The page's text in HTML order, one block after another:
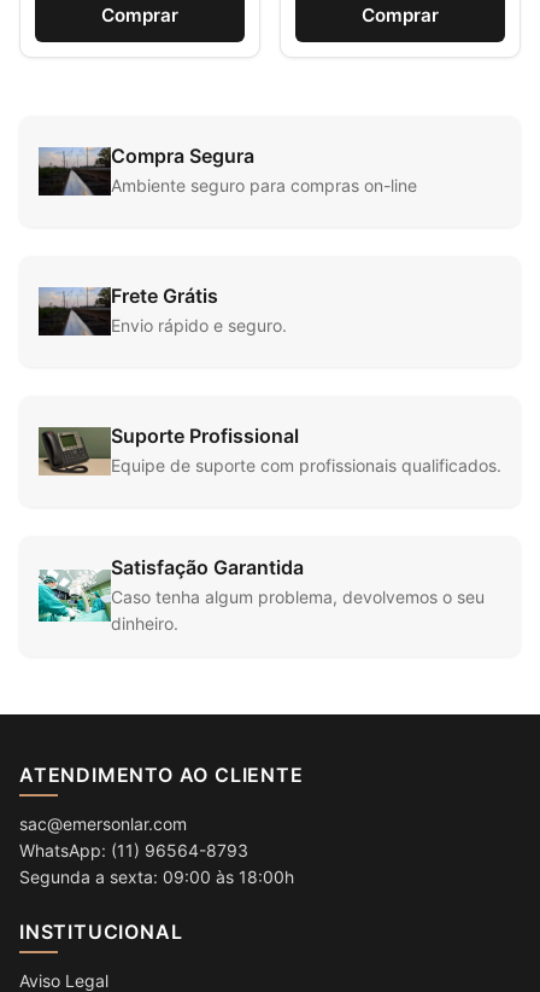
Comprar Comprar
Compra Segura
Ambiente seguro para compras on-line
Frete Grátis
Envio rápido e seguro.
Suporte Profissional
Equipe de suporte com profissionais qualificados.
Satisfação Garantida
Caso tenha algum problema, devolvemos o seu
dinheiro.
ATENDIMENTO AO CLIENTE
sac@emersonlar.com
WhatsApp: (11) 96564-8793
Segunda a sexta: 09:00 às 18:00h
INSTITUCIONAL
Aviso Legal